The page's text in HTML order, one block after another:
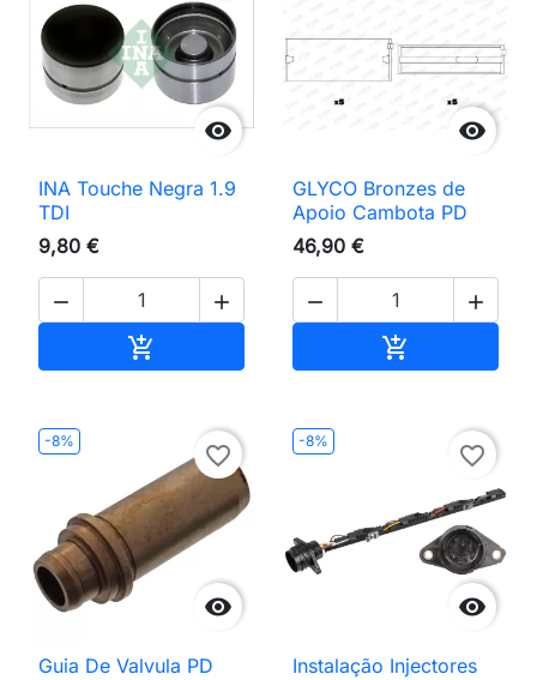

INA Touche Negra 1.9
TDI
9,80 €
 


GLYCO Bronzes de
Apoio Cambota PD
46,90 €
 

-8%

favorite_border
Guia De Valvula PD
-8%

favorite_border
Instalação Injectores